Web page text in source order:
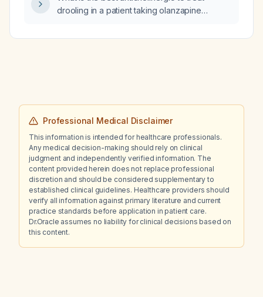
drooling in a patient taking olanzapine
Professional Medical Disclaimer
This information is intended for healthcare professionals.
Any medical decision-making should rely on clinical
judgment and independently verified information. The
content provided herein does not replace professional
discretion and should be considered supplementary to
established clinical guidelines. Healthcare providers should
verify all information against primary literature and current
practice standards before application in patient care.
Dr.Oracle assumes no liability for clinical decisions based on
this content.